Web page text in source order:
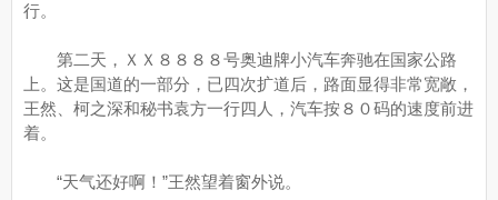
行。
第二天，ＸＸ８８８８号奥迪牌小汽车奔驰在国家公路
上。这是国道的一部分，已四次扩道后，路面显得非常宽敞，
王然、柯之深和秘书袁方一行四人，汽车按８０码的速度前进
着。
“天气还好啊！”王然望着窗外说。